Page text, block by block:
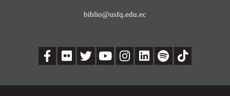
biblio@usfq.edu.ec